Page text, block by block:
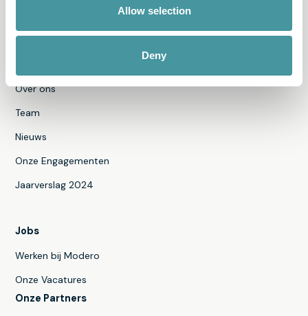
Allow selection
Deny
Over ons
Team
Nieuws
Onze Engagementen
Jaarverslag 2024
Jobs
Werken bij Modero
Onze Vacatures
Onze Partners